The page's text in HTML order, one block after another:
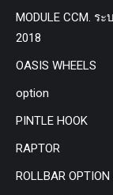
MODULE CCM. ร
2018
OASIS WHEELS
option
PINTLE HOOK
RAPTOR
ROLLBAR OPTION